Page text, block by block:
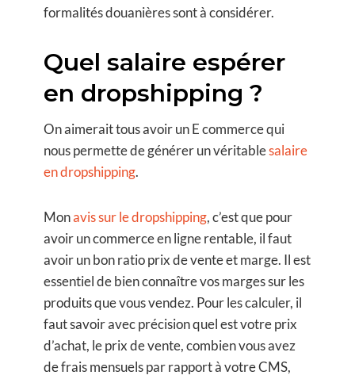
formalités douanières sont à considérer.
Quel salaire espérer
en dropshipping ?
On aimerait tous avoir un E commerce qui
nous permette de générer un véritablesalaire
en dropshipping.
Monavis sur le dropshipping, c’est que pour
avoir un commerce en ligne rentable, il faut
avoir un bon ratio prix de vente et marge. Il est
essentiel de bien connaître vos marges sur les
produits que vous vendez. Pour les calculer, il
faut savoir avec précision quel est votre prix
d’achat, le prix de vente, combien vous avez
de frais mensuels par rapport à votre CMS,